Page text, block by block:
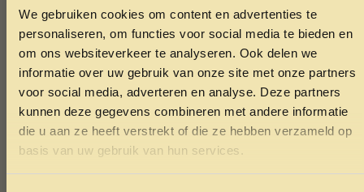
We gebruiken cookies om content en advertenties te
personaliseren, om functies voor social media te bieden en
om ons websiteverkeer te analyseren. Ook delen we
informatie over uw gebruik van onze site met onze partners
voor social media, adverteren en analyse. Deze partners
kunnen deze gegevens combineren met andere informatie
die u aan ze heeft verstrekt of die ze hebben verzameld op
basis van uw gebruik van hun services.
Analytische bestanddelen:
Ruw eiwit:27,0%
Ruw vet:16,0%
Ruwe celstof:2,7%
5,8%
Calcium:
ONTVANG 5% KORTING OP
JE EERSTE BESTELLING!
Ontvang korting
Door je in te schrijven ga je akkoord met het ontvangen van